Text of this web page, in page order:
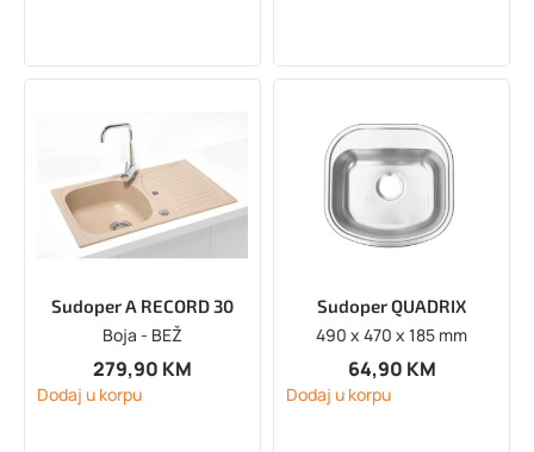
Sudoper A RECORD 30
Boja - BEŽ
279,90 KM
Dodaj u korpu
Sudoper QUADRIX
490 x 470 x 185 mm
64,90 KM
Dodaj u korpu